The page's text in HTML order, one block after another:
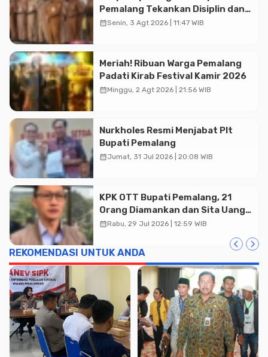
Pemalang Tekankan Disiplin dan
Soliditas ASN untuk Pelayanan
calendar_monthSenin, 3 Agt 2026 | 11:47 WIB
Meriah! Ribuan Warga Pemalang
Padati Kirab Festival Kamir 2026
calendar_monthMinggu, 2 Agt 2026 | 21:56 WIB
Nurkholes Resmi Menjabat Plt
Bupati Pemalang
calendar_monthJumat, 31 Jul 2026 | 20:08 WIB
KPK OTT Bupati Pemalang, 21
Orang Diamankan dan Sita Uang
Tunai Rp2 Miliar Lebih
calendar_monthRabu, 29 Jul 2026 | 12:59 WIB
REKOMENDASI UNTUK ANDA